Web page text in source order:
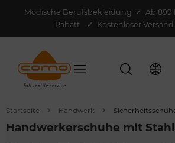
Modische Berufsbekleidung ✓ Ab 899
Rabatt
✓ Kostenloser Versand
Startseite Handwerk
Handwerkerschuhe mit